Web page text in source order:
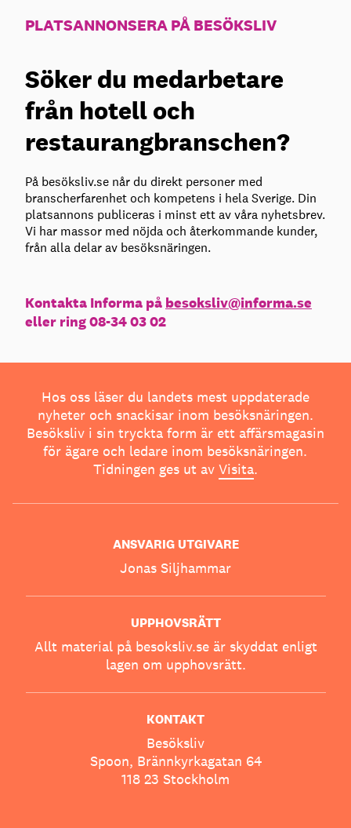
PLATSANNONSERA PÅ BESÖKSLIV
Söker du medarbetare
från hotell och
restaurangbranschen?
På besöksliv.se når du direkt personer med
branscherfarenhet och kompetens i hela Sverige. Din
platsannons publiceras i minst ett av våra nyhetsbrev.
Vi har massor med nöjda och återkommande kunder,
från alla delar av besöksnäringen.
Kontakta Informa på besoksliv@informa.se
eller ring 08-34 03 02
Hos oss läser du landets mest uppdaterade
nyheter och snackisar inom besöksnäringen.
Besöksliv i sin tryckta form är ett affärsmagasin
för ägare och ledare inom besöksnäringen.
Tidningen ges ut av Visita.
ANSVARIG UTGIVARE
Jonas Siljhammar
UPPHOVSRÄTT
Allt material på besoksliv.se är skyddat enligt
lagen om upphovsrätt.
KONTAKT
Besöksliv
Spoon, Brännkyrkagatan 64
118 23 Stockholm